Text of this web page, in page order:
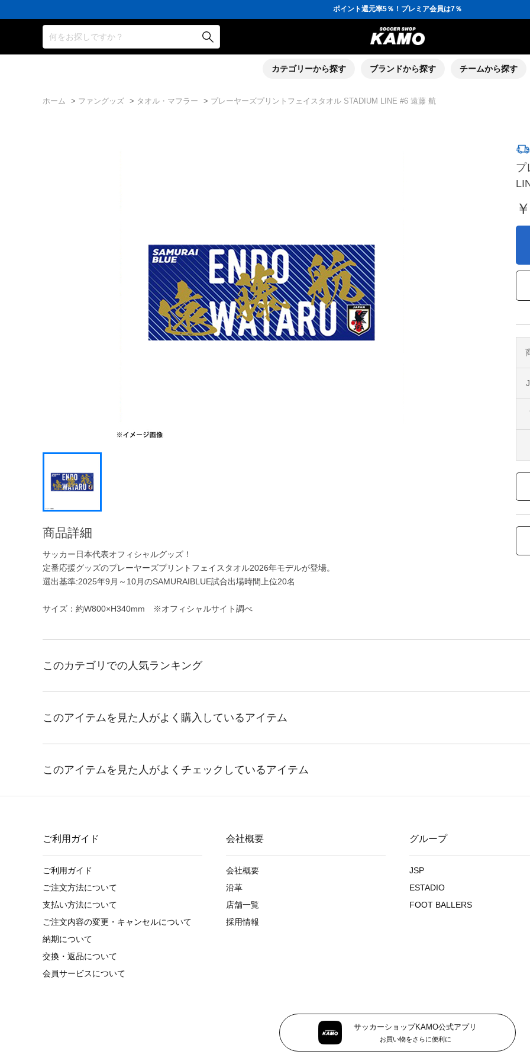
ポイント還元率5％！プレミア会員は7％
会員の方にはお誕生月に「10％OFFクーポン」プレゼント！
16,000円(税込)以上でシューズケースプレゼント！
3,300円(税込)以上で送料無料！
ポイント還元率5％！プレミア会員は7％
会員の方にはお誕生月に「10％OFFクーポン」プレゼント！
何をお探しですか？
カテゴリーから探す ブランドから探す チームから探す
ホーム > ファングッズ > タオル・マフラー > プレーヤーズプリントフェイスタオル STADIUM LINE #6 遠藤 航
商品詳細
サッカー日本代表オフィシャルグッズ！
定番応援グッズのプレーヤーズプリントフェイスタオル2026年モデルが登場。
選出基準:2025年9月～10月のSAMURAIBLUE試合出場時間上位20名
サイズ：約W800×H340mm ※オフィシャルサイト調べ
プ
ご利用ガイド
ご利用ガイド
ご注文方法について
支払い方法について
ご注文内容の変更・キャンセルについて
納期について
交換・返品について
会員サービスについて
会社概要
会社概要
沿革
店舗一覧
採用情報
グループ
JSP
ESTADIO
FOOT BALLERS
サッカーショップKAMO公式アプリ
お買い物をさらに便利に